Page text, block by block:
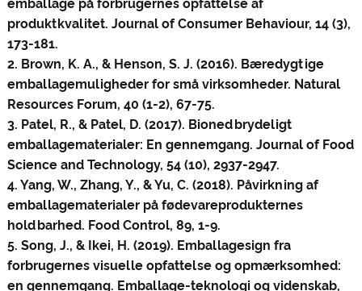
emballage på forbrugernes opfattelse af
produktkvalitet. Journal of Consumer Behaviour, 14 (3),
173-181.
2. Brown, K. A., & Henson, S. J. (2016). Bæredygtige
emballagemuligheder for små virksomheder. Natural
Resources Forum, 40 (1-2), 67-75.
3. Patel, R., & Patel, D. (2017). Bionedbrydeligt
emballagematerialer: En gennemgang. Journal of Food
Science and Technology, 54 (10), 2937-2947.
4. Yang, W., Zhang, Y., & Yu, C. (2018). Påvirkning af
emballagematerialer på fødevareprodukternes
holdbarhed. Food Control, 89, 1-9.
5. Song, J., & Ikei, H. (2019). Emballagesign fra
forbrugernes visuelle opfattelse og opmærksomhed:
en gennemgang. Emballage-teknologi og videnskab,